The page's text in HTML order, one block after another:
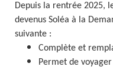
Depuis la rentrée 2025,
devenus Soléa à la
suivante :
Complète et
Permet de